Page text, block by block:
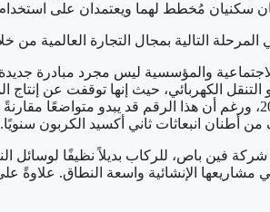
سكنيان مُخطط لهما ويعتمدان على
المرحلة التالية بمجال التجارة العالمية
والمؤسسية ليس مجرد مبادرة
زاد انتاجها بنسبة 192% تقريبًا مقارنة بعام 2023، ورغم
أطنان انبعاثات ثاني أكسيد الكربون سنويًا.
شركة فين باص، للركاب بديلاً نظيفًا
الإنشائية واسعة النطاق. علاوةً